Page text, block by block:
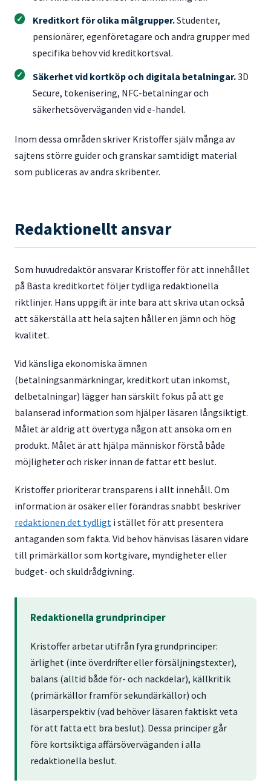
Kreditkort för olika målgrupper.Studenter,
pensionärer, egenföretagare och andra grupper med
specifika behov vid kreditkortsval.
Säkerhet vid kortköp och digitala betalningar.3D
Secure, tokenisering, NFC-betalningar och
säkerhetsöverväganden vid e-handel.
Inom dessa områden skriver Kristoffer själv många av
sajtens större guider och granskar samtidigt material
som publiceras av andra skribenter.
Redaktionellt ansvar
Som huvudredaktör ansvarar Kristoffer för att innehållet
på Bästa kreditkortet följer tydliga redaktionella
riktlinjer. Hans uppgift är inte bara att skriva utan också
att säkerställa att hela sajten håller en jämn och hög
kvalitet.
Vid känsliga ekonomiska ämnen
(betalningsanmärkningar, kreditkort utan inkomst,
delbetalningar) lägger han särskilt fokus på att ge
balanserad information som hjälper läsaren långsiktigt.
Målet är aldrig att övertyga någon att ansöka om en
produkt. Målet är att hjälpa människor förstå både
möjligheter och risker innan de fattar ett beslut.
Kristoffer prioriterar transparens i allt innehåll. Om
information är osäker eller förändras snabbt beskriver
redaktionen det tydligt i stället för att presentera
antaganden som fakta. Vid behov hänvisas läsaren vidare
till primärkällor som kortgivare, myndigheter eller
budget- och skuldrådgivning.
Redaktionella grundprinciper
Kristoffer arbetar utifrån fyra grundprinciper:
ärlighet (inte överdrifter eller försäljningstexter),
balans (alltid både för- och nackdelar), källkritik
(primärkällor framför sekundärkällor) och
läsarperspektiv (vad behöver läsaren faktiskt veta
för att fatta ett bra beslut). Dessa principer går
före kortsiktiga affärsöverväganden i alla
redaktionella beslut.